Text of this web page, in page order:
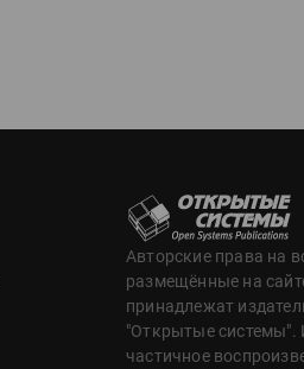
Авторские права на
размещённые на
принадлежат
"Открытые системы".
частичное